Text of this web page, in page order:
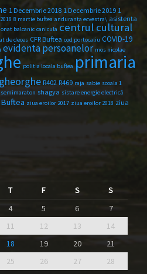
1 Decembrie 2018 1 Decembrie 2019 1
8 martie buftea anduranta ecvestra\ asistenta
balcanic canicula centrul cultural
de deces CFR Buftea cod portocaliu COVID-19
evidenta persoanelor mos nicolae
politia locala buftea primaria
R402 R469 raja sabie scoala 1
semimaraton shagya sistare energie electrică
ziua eroilor 2017 ziua eroilor 2018 ziua
T F S
S
4 5 6
7
11 12 13
14
18 19 20
21
25 26 27
28